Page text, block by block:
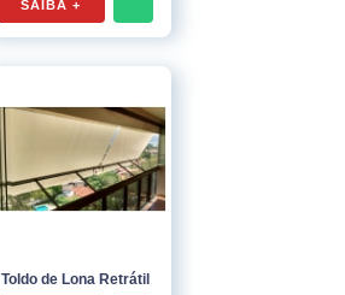
SAIBA +
Toldo de Lona Retrátil